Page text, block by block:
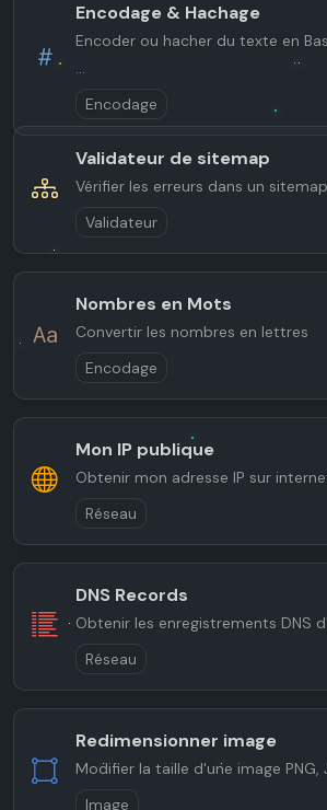
Encodage & Hachage
Encoder ou hacher du texte en
...
Encodage
Validateur de sitemap
Vérifier les erreurs dans un
Validateur
Nombres en Mots
Convertir les nombres en lettres
Encodage
Mon IP publique
Obtenir mon adresse IP sur
Réseau
DNS Records
Obtenir les enregistrements DNS
Réseau
Redimensionner image
Modifier la taille d'une image PNG,
Image